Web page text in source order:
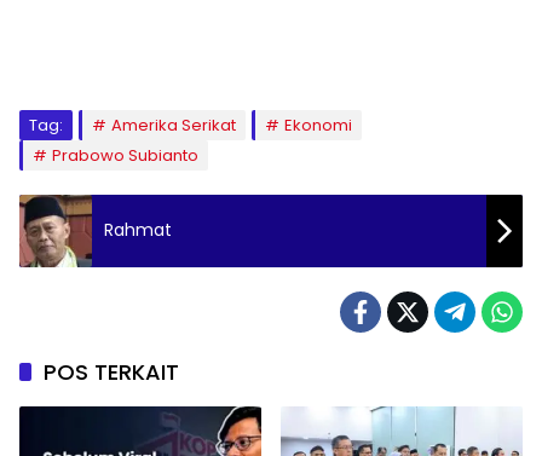
Tag: Amerika Serikat
Ekonomi
Prabowo Subianto
Rahmat
POS TERKAIT